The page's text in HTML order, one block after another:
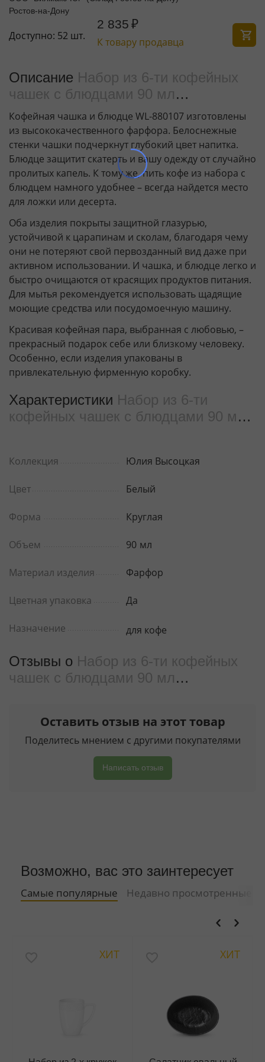
Ростов-на-Дону
Доступно: 52 шт.
2 835 ₽
К товару продавца
Описание Набор из 6-ти кофейных
чашек с блюдцами 90 мл
WL‑880107‑JV/6C
Кофейная чашка и блюдце WL-880107 изготовлены
из высококачественного фарфора. Белоснежные
стенки чашки подчеркнут глубокий цвет напитка.
Блюдце защитит скатерть и вашу одежду от случайно
пролитых капель. К тому же, пить кофе из набора с
блюдцем намного удобнее – всегда найдется место
для ложки или десерта.
Оба изделия покрыты защитной глазурью,
устойчивой к царапинам и сколам, благодаря чему
они не потеряют свой первозданный вид даже при
активном использовании. И чашка, и блюдце легко и
быстро очищаются от красящих продуктов питания.
Для мытья рекомендуется использовать щадящие
моющие средства или посудомоечную машину.
Красивая кофейная пара, выбранная с любовью, –
прекрасный подарок себе или близкому человеку.
Особенно, если изделия упакованы в
привлекательную фирменную коробку.
Характеристики Набор из 6-ти
кофейных чашек с блюдцами 90 мл
Коллекция Юлия Высоцкая
Цвет Белый
Форма Круглая
Объем 90 мл
Материал изделия Фарфор
Цветная упаковка Да
Назначение для кофе
Отзывы о Набор из 6-ти кофейных
чашек с блюдцами 90 мл
Оставить отзыв на этот товар
Поделитесь мнением с другими покупателями
Написать отзыв
Возможно, вас это заинтересует
Самые популярные Недавно просмотренные
ХИТ ХИТ